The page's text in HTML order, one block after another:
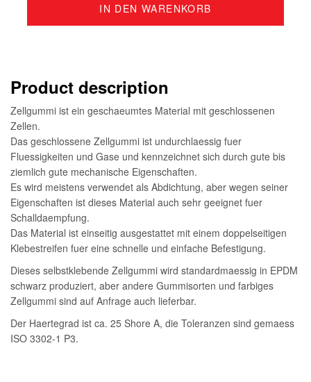
IN DEN WARENKORB
Product description
Zellgummi ist ein geschaeumtes Material mit geschlossenen
Zellen.
Das geschlossene Zellgummi ist undurchlaessig fuer
Fluessigkeiten und Gase und kennzeichnet sich durch gute bis
ziemlich gute mechanische Eigenschaften.
Es wird meistens verwendet als Abdichtung, aber wegen seiner
Eigenschaften ist dieses Material auch sehr geeignet fuer
Schalldaempfung.
Das Material ist einseitig ausgestattet mit einem doppelseitigen
Klebestreifen fuer eine schnelle und einfache Befestigung.
Dieses selbstklebende Zellgummi wird standardmaessig in EPDM
schwarz produziert, aber andere Gummisorten und farbiges
Zellgummi sind auf Anfrage auch lieferbar.
Der Haertegrad ist ca. 25 Shore A, die Toleranzen sind gemaess
ISO 3302-1 P3.